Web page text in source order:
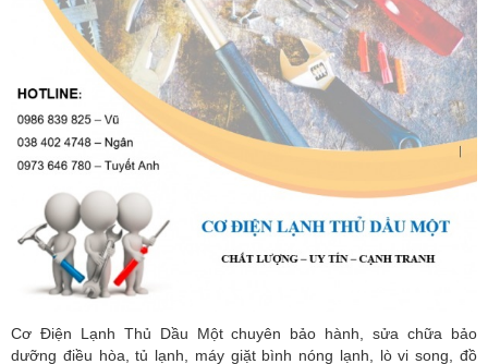
Cơ Điện Lạnh Thủ Dầu Một chuyên bảo hành, sửa chữa bảo
dưỡng điều hòa, tủ lạnh, máy giặt bình nóng lạnh, lò vi song, đồ